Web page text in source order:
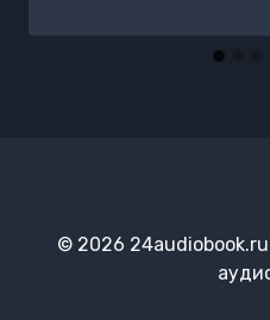
© 2026